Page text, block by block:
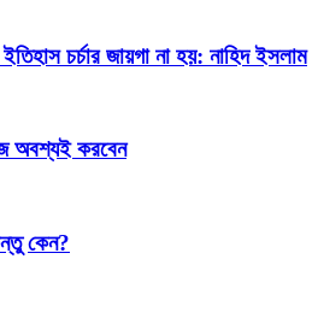
চর্চার জায়গা না হয়: নাহিদ ইসলাম
অবশ্যই করবেন
কেন?